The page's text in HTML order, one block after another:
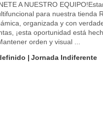
A NUESTRO
para nuestra tienda
organizada y con
¡esta oportunidad está
orden y visual ...
Jornada Indiferente